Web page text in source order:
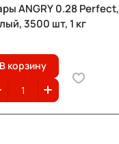
ANGRY 0.28 Perfect,
3500 шт, 1 кг
В корзину